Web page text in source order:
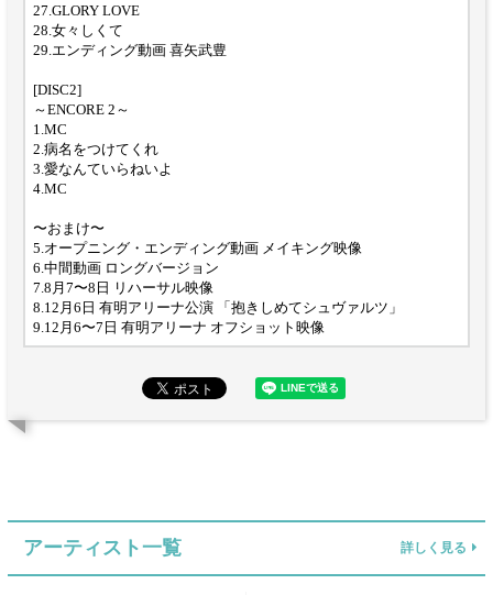
27.GLORY LOVE
28.女々しくて
29.エンディング動画 喜矢武豊
[DISC2]
～ENCORE 2～
1.MC
2.病名をつけてくれ
3.愛なんていらねいよ
4.MC
〜おまけ〜
5.オープニング・エンディング動画 メイキング映像
6.中間動画 ロングバージョン
7.8月7〜8日 リハーサル映像
8.12月6日 有明アリーナ公演 「抱きしめてシュヴァルツ」
9.12月6〜7日 有明アリーナ オフショット映像
アーティスト一覧 詳しく見る